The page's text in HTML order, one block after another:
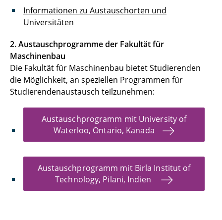
Informationen zu Austauschorten und
Universitäten
2. Austauschprogramme der Fakultät für
Maschinenbau
Die Fakultät für Maschinenbau bietet Studierenden
die Möglichkeit, an speziellen Programmen für
Studierendenaustausch teilzunehmen:
Austauschprogramm mit University of
Waterloo, Ontario, Kanada
Austauschprogramm mit Birla Institut of
Technology, Pilani, Indien